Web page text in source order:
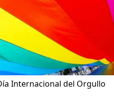
Internacional del Orgullo